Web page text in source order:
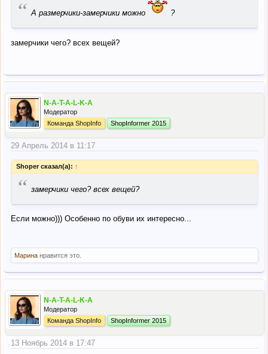
“ А размерчики-замерчики можно ?
замерчики чего? всех вещей?
N-A-T-A-L-K-A
Модератор
Команда ShopInfo
ShopInformer 2015
29 Апрель 2014 в 11:17
Shoper сказал(а): ↑
“ замерчики чего? всех вещей?
Если можно))) Особенно по обуви их интересно...
Марина нравится это.
N-A-T-A-L-K-A
Модератор
Команда ShopInfo
ShopInformer 2015
13 Ноябрь 2014 в 17:47